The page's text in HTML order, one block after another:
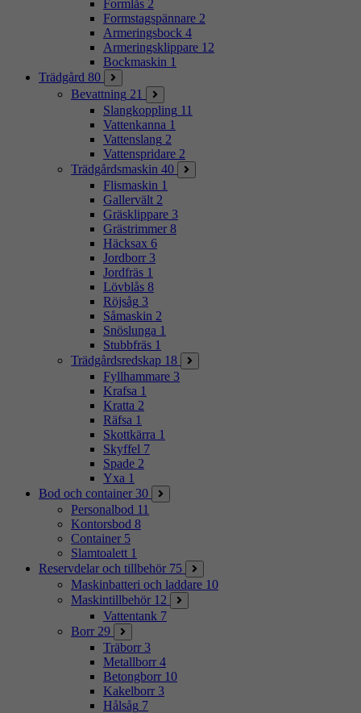
Formlås 2
Formstagspännare 2
Armeringsbock 4
Armeringsklippare 12
Bockmaskin 1
Trädgård 80
Bevattning 21
Slangkoppling 11
Vattenkanna 1
Vattenslang 2
Vattenspridare 2
Trädgårdsmaskin 40
Flismaskin 1
Gallervält 2
Gräsklippare 3
Grästrimmer 8
Häcksax 6
Jordborr 3
Jordfräs 1
Lövblås 8
Röjsåg 3
Såmaskin 2
Snöslunga 1
Stubbfräs 1
Trädgårdsredskap 18
Fyllhammare 3
Krafsa 1
Kratta 2
Räfsa 1
Skottkärra 1
Skyffel 7
Spade 2
Yxa 1
Bod och container 30
Personalbod 11
Kontorsbod 8
Container 5
Slamtoalett 1
Reservdelar och tillbehör 75
Maskinbatteri och laddare 10
Maskintillbehör 12
Vattentank 7
Borr 29
Träborr 3
Metallborr 4
Betongborr 10
Kakelborr 3
Hålsåg 7